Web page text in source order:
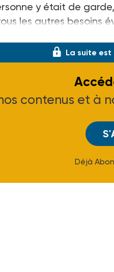
y était de
les autres besoins
La suite est
contenus et à
Déjà